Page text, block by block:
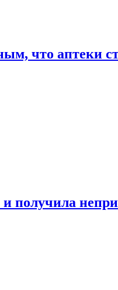
что аптеки
и получила